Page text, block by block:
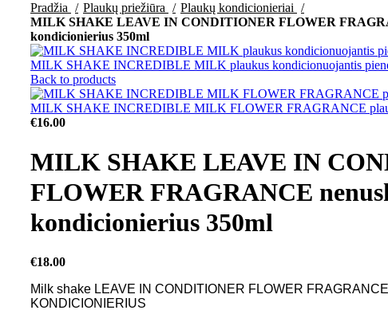
Pradžia
Plaukų priežiūra
Plaukų kondicionieriai
MILK SHAKE LEAVE IN CONDITIONER FLOWER
kondicionierius 350ml
MILK SHAKE INCREDIBLE MILK plaukus kondicionuojantis
Back to products
MILK SHAKE INCREDIBLE MILK FLOWER FRAGRANCE
€16.00
MILK SHAKE LEAVE IN
FLOWER FRAGRANCE
kondicionierius 350ml
€18.00
Milk shake LEAVE IN CONDITIONER FLOWER
KONDICIONIERIUS